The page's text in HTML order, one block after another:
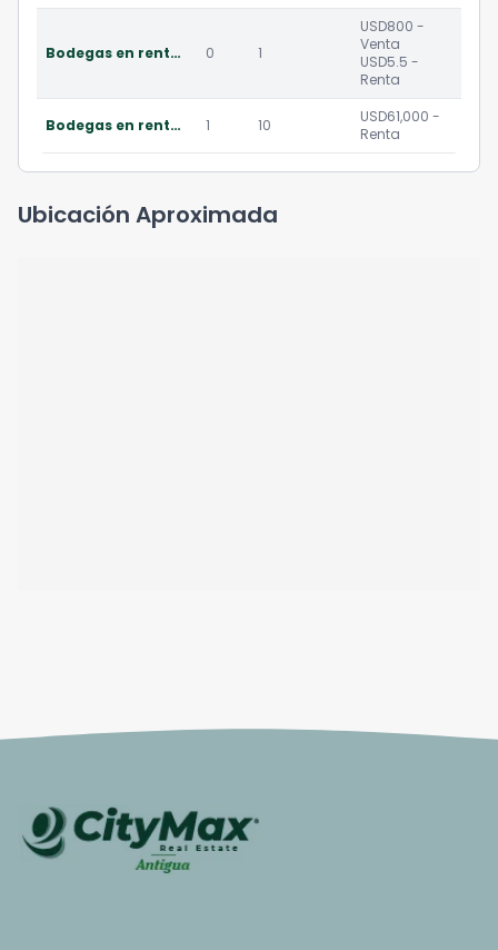
Bodegas en renta y venta en puerto quetzal 0 1
USD800 -
Venta
USD5.5 -
Renta
Bodegas en renta y venta en puerto quetzal buit to sute 1 10
USD61,000 -
Renta
Ubicación Aproximada